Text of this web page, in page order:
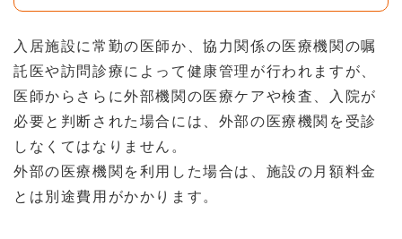
入居施設に常勤の医師か、協力関係の医療機関の嘱
託医や訪問診療によって健康管理が行われますが、
医師からさらに外部機関の医療ケアや検査、入院が
必要と判断された場合には、外部の医療機関を受診
しなくてはなりません。
外部の医療機関を利用した場合は、施設の月額料金
とは別途費用がかかります。